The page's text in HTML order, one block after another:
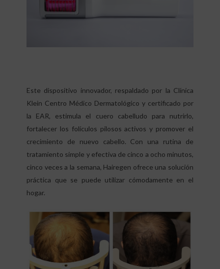
Este dispositivo innovador, respaldado por la Clínica
Klein Centro Médico Dermatológico y certificado por
la EAR, estimula el cuero cabelludo para nutrirlo,
fortalecer los folículos pilosos activos y promover el
crecimiento de nuevo cabello. Con una rutina de
tratamiento simple y efectiva de cinco a ocho minutos,
cinco veces a la semana, Hairegen ofrece una solución
práctica que se puede utilizar cómodamente en el
hogar.